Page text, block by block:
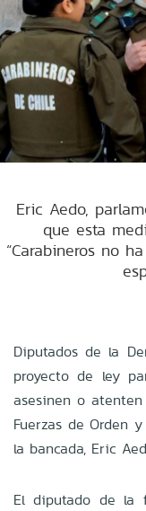
Eric Aedo,
que esta
“Carabineros no
Diputados de la
proyecto de ley
asesinen o
Fuerzas de Orden
la bancada, Eric
El diputado de la